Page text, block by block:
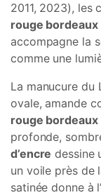
2011, 2023), les
rouge bordeaux
accompagne la
comme une
La manucure du
ovale, amande
rouge bordeaux
profonde,
d’encre dessine
un voile près de
satinée donne à